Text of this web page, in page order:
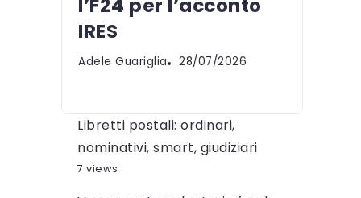
l’F24 per l’acconto
IRES
Adele Guariglia 28/07/2026
Libretti postali: ordinari,
nominativi, smart, giudiziari
7 views